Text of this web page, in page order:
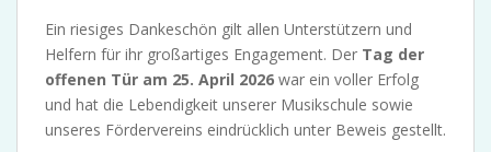
Ein riesiges Dankeschön gilt allen Unterstützern und
Helfern für ihr großartiges Engagement. Der Tag der
offenen Tür am 25. April 2026 war ein voller Erfolg
und hat die Lebendigkeit unserer Musikschule sowie
unseres Fördervereins eindrücklich unter Beweis gestellt.